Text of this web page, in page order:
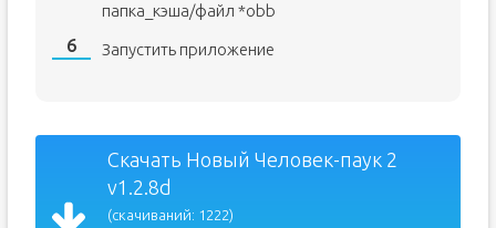
папка_кэша/файл *obb
Запустить приложение
Скачать Новый Человек-паук 2
v1.2.8d
(скачиваний: 1222)